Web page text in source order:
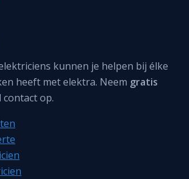
kunnen je helpen bij élke
heeft met elektra. Neem gratis
contact op.